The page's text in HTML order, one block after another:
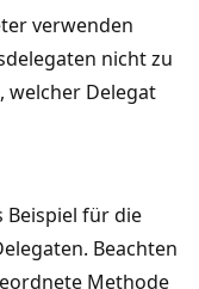
verwenden
nicht zu
welcher Delegat
Beispiel für die
Beachten
Methode